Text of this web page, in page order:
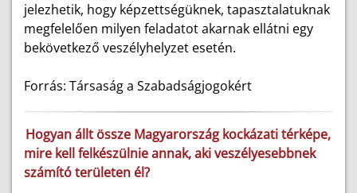
jelezhetik, hogy képzettségüknek, tapasztalatuknak
megfelelően milyen feladatot akarnak ellátni egy
bekövetkező veszélyhelyzet esetén.
Forrás: Társaság a Szabadságjogokért
Hogyan állt össze Magyarország kockázati térképe,
mire kell felkészülnie annak, aki veszélyesebbnek
számító területen él?